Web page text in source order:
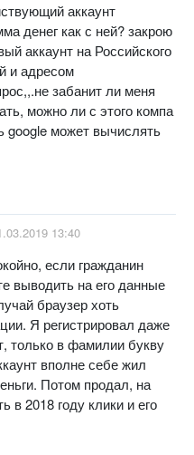
аккаунт
денег как с ней? закрою
аккаунт на Российского
и адресом
забанит ли меня
можно ли с этого компа
google может вычислять
13:40
если гражданин
выводить на его данные
браузер хоть
Я регистрировал даже
только в фамилии букву
вполне себе жил
Потом продал, на
в 2018 году клики и его